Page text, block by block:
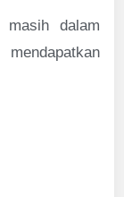
dalam